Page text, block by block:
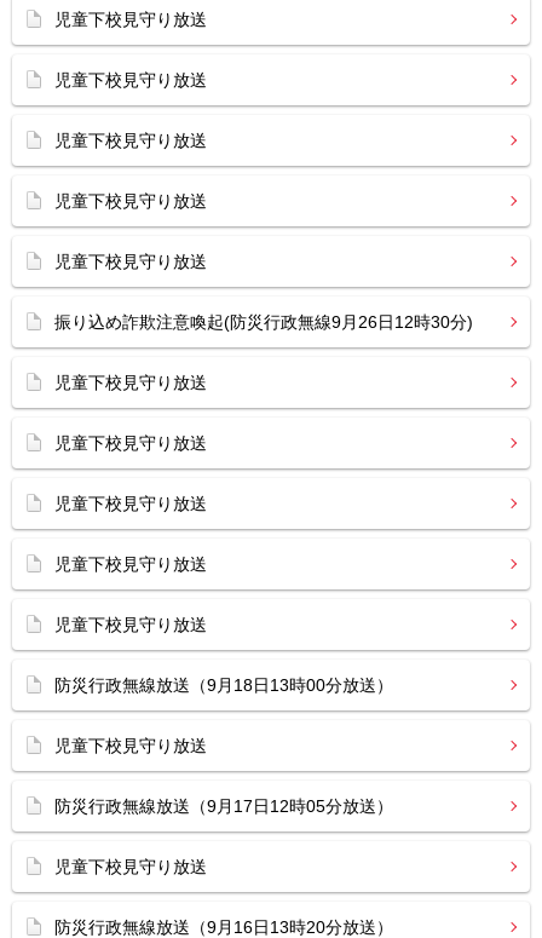
児童下校見守り放送
児童下校見守り放送
児童下校見守り放送
児童下校見守り放送
児童下校見守り放送
振り込め詐欺注意喚起(防災行政無線9月26日12時30分)
児童下校見守り放送
児童下校見守り放送
児童下校見守り放送
児童下校見守り放送
児童下校見守り放送
防災行政無線放送（9月18日13時00分放送）
児童下校見守り放送
防災行政無線放送（9月17日12時05分放送）
児童下校見守り放送
防災行政無線放送（9月16日13時20分放送）